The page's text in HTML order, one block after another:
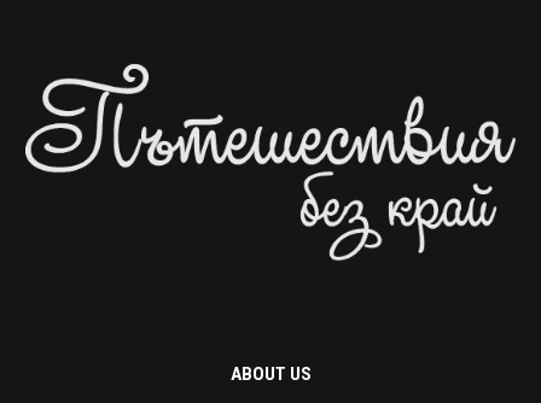
ABOUT US